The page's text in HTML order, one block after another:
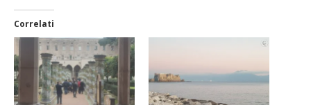
Correlati